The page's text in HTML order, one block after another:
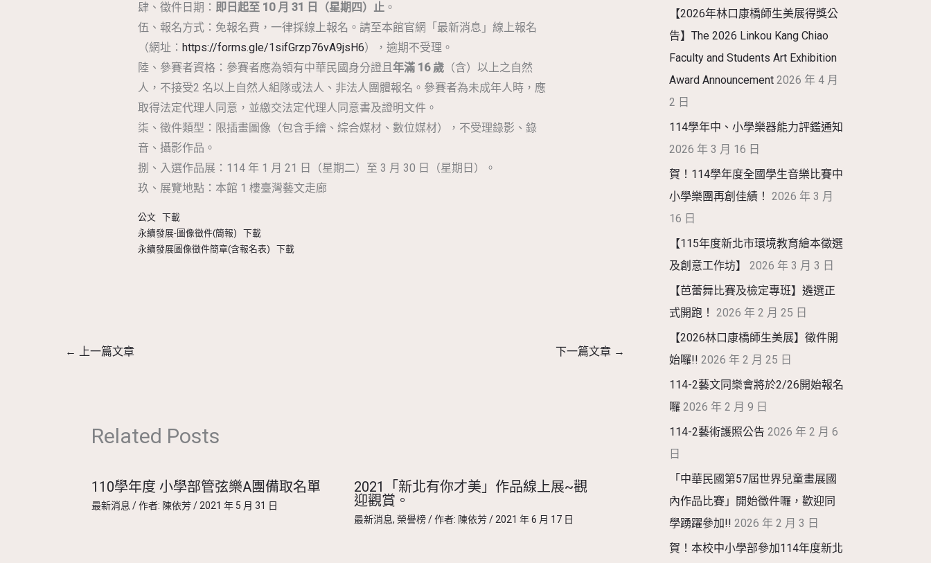
肆、徵件日期： 即日起至 10 月 31 日（星期四）止。
伍、報名方式：免報名費，一律採線上報名。請至本館官網「最新消息」線上報名
（網址： https://forms.gle/1sifGrzp76vA9jsH6），逾期不受理。
陸、參賽者資格：參賽者應為領有中華民國身分證且 年滿 16 歲（含）以上之自然
人，不接受2 名以上自然人組隊或法人、非法人團體報名。參賽者為未成年人時，應
取得法定代理人同意，並繳交法定代理人同意書及證明文件。
柒、徵件類型：限插畫圖像（包含手繪、綜合媒材、數位媒材），不受理錄影、錄
音、攝影作品。
捌、入選作品展：114 年 1 月 21 日（星期二）至 3 月 30 日（星期日）。
玖、展覽地點：本館 1 樓臺灣藝文走廊
公文
下載
永續發展-圖像徵件(簡報)
下載
永續發展圖像徵件簡章(含報名表)
下載
← 上一篇文章 下一篇文章 →
Related Posts
110學年度 小學部管弦樂A團備取名單
最新消息 / 作者: 陳依芳/2021 年 5 月 31 日
2021「新北有你才美」作品線上展~觀
迎觀賞。
最新消息, 榮譽榜/ 作者: 陳依芳/2021 年 6 月 17 日
【2026年林口康橋師生美展得獎公
告】The 2026 Linkou Kang Chiao
Faculty and Students Art Exhibition
Award Announcement 2026 年 4 月
2 日
114學年中、小學樂器能力評鑑通知
2026 年 3 月 16 日
賀！114學年度全國學生音樂比賽中
小學樂團再創佳績！ 2026 年 3 月
16 日
【115年度新北市環境教育繪本徵選
及創意工作坊】
2026 年 3 月 3 日
【芭蕾舞比賽及檢定專班】遴選正
式開跑！ 2026 年 2 月 25 日
【2026林口康橋師生美展】徵件開
始囉!! 2026 年 2 月 25 日
114-2藝文同樂會將於2/26開始報名
囉 2026 年 2 月 9 日
114-2藝術護照公告 2026 年 2 月 6
日
「中華民國第57屆世界兒童畫展國
內作品比賽」開始徵件囉，歡迎同
學踴躍參加!! 2026 年 2 月 3 日
賀！本校中小學部參加114年度新北